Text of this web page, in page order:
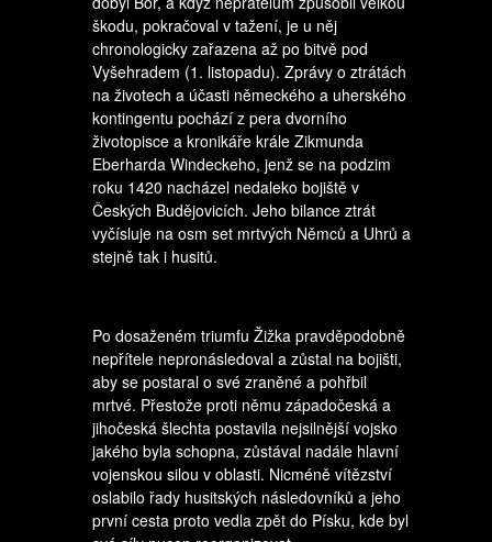
škodu, pokračoval v tažení, je u něj
chronologicky zařazena až po bitvě pod
Vyšehradem (1. listopadu). Zprávy o ztrátách
na životech a účasti německého a uherského
kontingentu pochází z pera dvorního
životopisce a kronikáře krále Zikmunda
Eberharda Windeckeho, jenž se na podzim
roku 1420 nacházel nedaleko bojiště v
Českých Budějovicích. Jeho bilance ztrát
vyčísluje na osm set mrtvých Němců a Uhrů a
stejně tak i husitů.
Po dosaženém triumfu Žižka pravděpodobně
nepřítele nepronásledoval a zůstal na bojišti,
aby se postaral o své zraněné a pohřbil
mrtvé. Přestože proti němu západočeská a
jihočeská šlechta postavila nejsilnější vojsko
jakého byla schopna, zůstával nadále hlavní
vojenskou silou v oblasti. Nicméně vítězství
oslabilo řady husitských následovníků a jeho
první cesta proto vedla zpět do Písku, kde byl